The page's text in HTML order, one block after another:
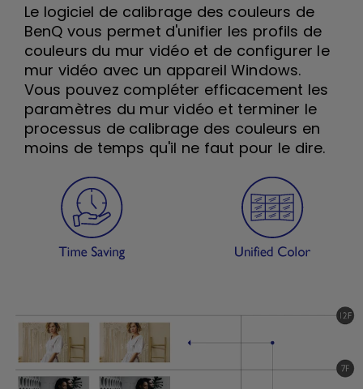
Le logiciel de calibrage des couleurs de
BenQ vous permet d'unifier les profils de
couleurs du mur vidéo et de configurer le
mur vidéo avec un appareil Windows.
Vous pouvez compléter efficacement les
paramètres du mur vidéo et terminer le
processus de calibrage des couleurs en
moins de temps qu'il ne faut pour le dire.